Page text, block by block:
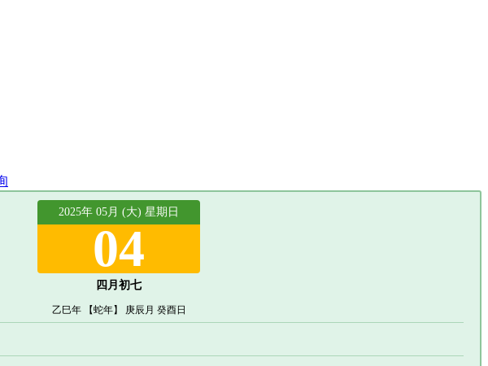
2025年 05月 (大) 星期日
04
四月初七
乙巳年 【蛇年】 庚辰月 癸酉日